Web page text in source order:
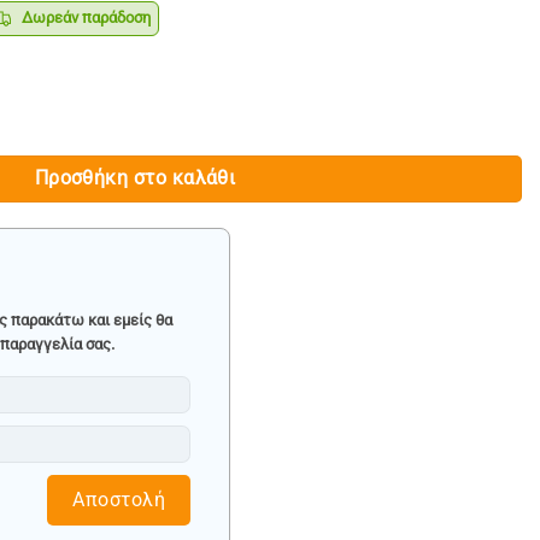
Δωρεάν παράδοση
60-900Ah - MAR-POL 750 ποσότητα
Προσθήκη στο καλάθι
παρακάτω και εμείς θα
σας.
Αποστολή